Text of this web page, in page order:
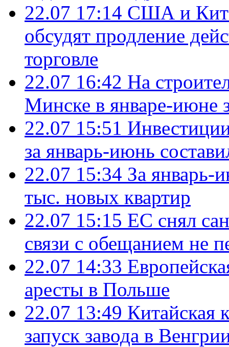
22.07 17:14 США и
обсудят продление
торговле
22.07 16:42 На
Минске в январе-июне
22.07 15:51
за январь-июнь
22.07 15:34 За январь-
тыс. новых квартир
22.07 15:15 ЕС снял
связи с обещанием не
22.07 14:33
аресты в Польше
22.07 13:49 Китайская
запуск завода в